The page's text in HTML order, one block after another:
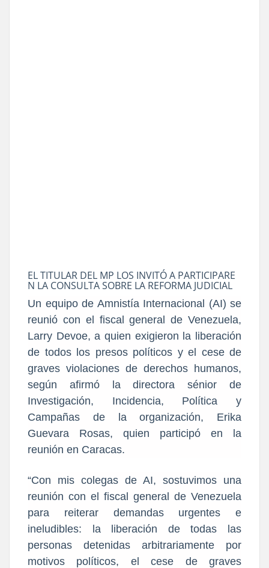
EL TITULAR DEL MP LOS INVITÓ A PARTICIPARE
N LA CONSULTA SOBRE LA REFORMA JUDICIAL
Un equipo de Amnistía Internacional (AI) se
reunió con el fiscal general de Venezuela,
Larry Devoe, a quien exigieron la liberación
de todos los presos políticos y el cese de
graves violaciones de derechos humanos,
según afirmó la directora sénior de
Investigación, Incidencia, Política y
Campañas de la organización, Erika
Guevara Rosas, quien participó en la
reunión en Caracas.
“Con mis colegas de AI, sostuvimos una
reunión con el fiscal general de Venezuela
para reiterar demandas urgentes e
ineludibles: la liberación de todas las
personas detenidas arbitrariamente por
motivos políticos, el cese de graves